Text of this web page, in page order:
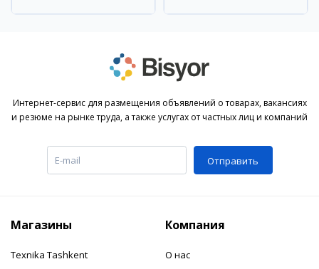
Интернет-сервис для размещения объявлений о товарах, вакансиях
и резюме на рынке труда, а также услугах от частных лиц и компаний
Отправить
Магазины
Texnika Tashkent
Компания
О нас